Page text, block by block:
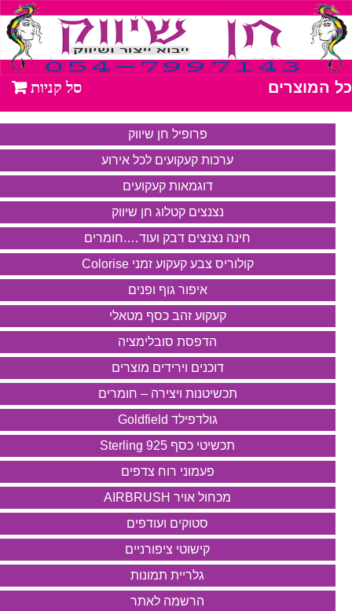
כל המוצרים
פרופיל חן שיווק
ערכות קעקועים לכל אירוע
דוגמאות קעקועים
נצנצים קטלוג חן שיווק
חינה נצנצים דבק ועוד….חומרים
קולוריס צבע קעקוע זמני Colorise
איפור גוף ופנים
קעקוע זהב כסף מטאלי
הדפסת סובלימציה
דוכנים וירידים מוצרים
תכשיטנות ויצירה – חומרים
גולדפילד Goldfield
תכשיטי כסף 925 Sterling
פעמוני רוח צדפים
מכחול אויר AIRBRUSH
סטוקים ועודפים
קישוטי ציפורניים
גלריית תמונות
הרשמה לאתר